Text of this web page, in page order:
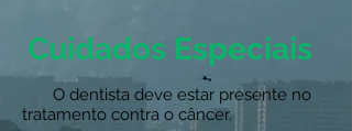
Cuidados Especiais
O dentista deve estar presente no
tratamento contra o câncer.